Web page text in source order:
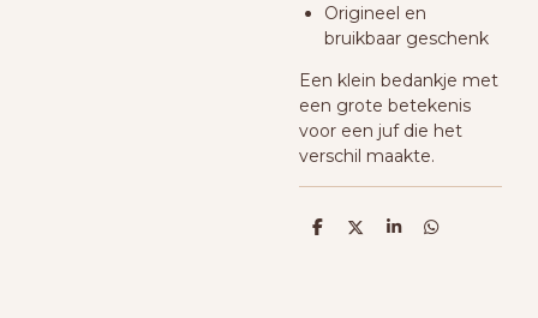
Origineel en
bruikbaar geschenk
Een klein bedankje met
een grote betekenis
voor een juf die het
verschil maakte.
D
D
S
D